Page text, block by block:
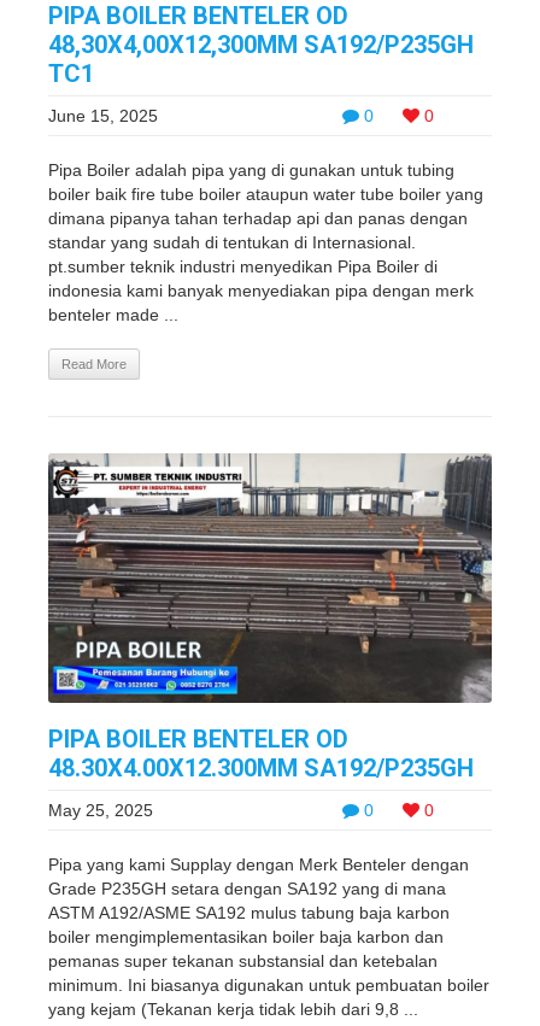
PIPA BOILER BENTELER OD
48,30X4,00X12,300MM SA192/P235GH
TC1
0 0
June 15, 2025
Pipa Boiler adalah pipa yang di gunakan untuk tubing
boiler baik fire tube boiler ataupun water tube boiler yang
dimana pipanya tahan terhadap api dan panas dengan
standar yang sudah di tentukan di Internasional.
pt.sumber teknik industri menyedikan Pipa Boiler di
indonesia kami banyak menyediakan pipa dengan merk
benteler made ...
Read More
PIPA BOILER BENTELER OD
48.30X4.00X12.300MM SA192/P235GH
0 0
May 25, 2025
Pipa yang kami Supplay dengan Merk Benteler dengan
Grade P235GH setara dengan SA192 yang di mana
ASTM A192/ASME SA192 mulus tabung baja karbon
boiler mengimplementasikan boiler baja karbon dan
pemanas super tekanan substansial dan ketebalan
minimum. Ini biasanya digunakan untuk pembuatan boiler
yang kejam (Tekanan kerja tidak lebih dari 9,8 ...